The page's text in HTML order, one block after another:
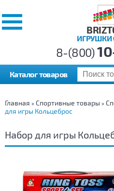
ИГРУШКИ
8-(800)
Каталог товаров
Главная » Спортивные товары »
для игры Кольцеброс
Набор для игры